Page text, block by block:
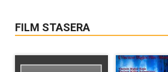
FILM STASERA